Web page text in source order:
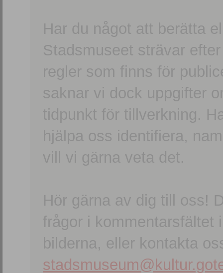
Har du något att berätta
Stadsmuseet strävar
regler som finns för
saknar vi dock uppgifter
tidpunkt för tillverkning.
hjälpa oss identifiera,
vill vi gärna veta det.
Hör gärna av dig till oss!
frågor i kommentarsfältet
bilderna, eller kontakta